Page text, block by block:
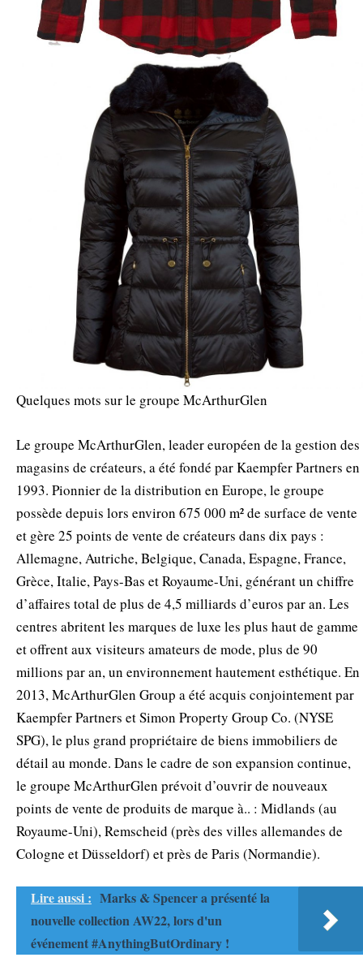
Quelques mots sur le groupe McArthurGlen
Le groupe McArthurGlen, leader européen de la gestion des
magasins de créateurs, a été fondé par Kaempfer Partners en
1993. Pionnier de la distribution en Europe, le groupe
possède depuis lors environ 675 000 m² de surface de vente
et gère 25 points de vente de créateurs dans dix pays :
Allemagne, Autriche, Belgique, Canada, Espagne, France,
Grèce, Italie, Pays-Bas et Royaume-Uni, générant un chiffre
d’affaires total de plus de 4,5 milliards d’euros par an. Les
centres abritent les marques de luxe les plus haut de gamme
et offrent aux visiteurs amateurs de mode, plus de 90
millions par an, un environnement hautement esthétique. En
2013, McArthurGlen Group a été acquis conjointement par
Kaempfer Partners et Simon Property Group Co. (NYSE
SPG), le plus grand propriétaire de biens immobiliers de
détail au monde. Dans le cadre de son expansion continue,
le groupe McArthurGlen prévoit d’ouvrir de nouveaux
points de vente de produits de marque à.. : Midlands (au
Royaume-Uni), Remscheid (près des villes allemandes de
Cologne et Düsseldorf) et près de Paris (Normandie).
Lire aussi : Marks & Spencer a présenté la
nouvelle collection AW22, lors d'un
événement #AnythingButOrdinary !